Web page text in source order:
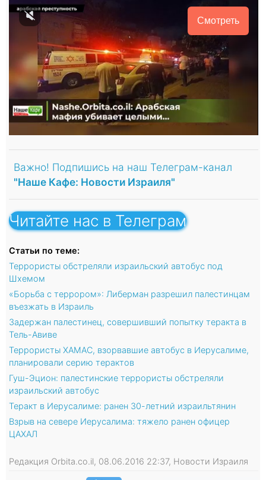
Смотреть
Важно! Подпишись на наш Телеграм-канал
"Наше Кафе: Новости Израиля"
Читайте нас в Телеграм
Статьи по теме:
Террористы обстреляли израильский автобус под
Шхемом
«Борьба с террором»: Либерман разрешил палестинцам
въезжать в Израиль
Задержан палестинец, совершивший попытку теракта в
Тель-Авиве
Террористы ХАМАС, взорвавшие автобус в Иерусалиме,
планировали серию терактов
Гуш-Эцион: палестинские террористы обстреляли
израильский автобус
Теракт в Иерусалиме: ранен 30-летний израильтянин
Взрыв на севере Иерусалима: тяжело ранен офицер
ЦАХАЛ
Редакция Orbita.co.il, 08.06.2016 22:37, Новости Израиля